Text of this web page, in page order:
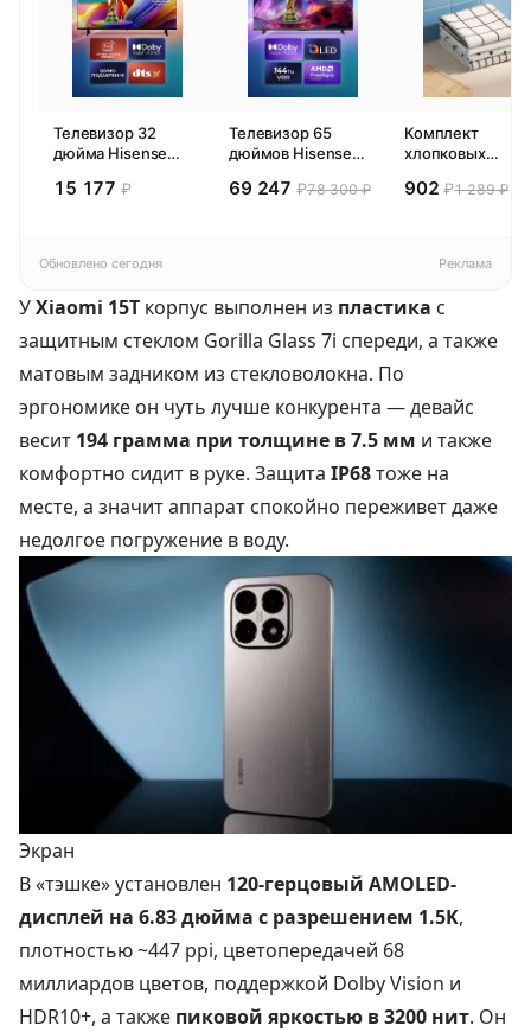
Телевизор 32
дюйма Hisense
Смарт ТВ HD
15 177 ₽
Телевизор 65
дюймов Hisense
(2026) Смарт ТВ
69 247 ₽78 300 ₽
Комплект
хлопковых
полотенец 4 шт,
902₽1 289 ₽
Обновлено сегодня Реклама
УXiaomi 15T корпус выполнен из пластика с
защитным стеклом Gorilla Glass 7i спереди, а также
матовым задником из стекловолокна. По
эргономике он чуть лучше конкурента — девайс
весит 194 грамма при толщине в 7.5 мм и также
комфортно сидит в руке. Защита IP68тоже на
месте, а значит аппарат спокойно переживет даже
недолгое погружение в воду.
Экран
В «тэшке» установлен 120-герцовый AMOLED-
дисплей на 6.83 дюйма с разрешением 1.5K,
плотностью ~447 ppi, цветопередачей 68
миллиардов цветов, поддержкой Dolby Vision и
HDR10+, а также пиковой яркостью в 3200 нит. Он